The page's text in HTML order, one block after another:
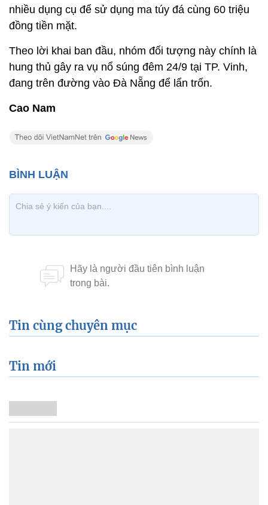
nhiều dụng cụ để sử dụng ma túy đá cùng 60 triệu
đồng tiền mặt.
Theo lời khai ban đầu, nhóm đối tượng này chính là
hung thủ gây ra vụ nổ súng đêm 24/9 tại TP. Vinh,
đang trên đường vào Đà Nẵng để lẩn trốn.
Cao Nam
Tin cùng chuyên mục
Tin mới